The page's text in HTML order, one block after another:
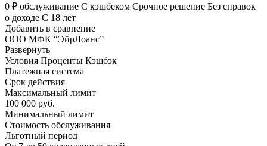
0 ₽ обслуживание С кэшбеком Срочное решение Без справок
о доходе С 18 лет
Добавить в сравнение
ООО МФК “ЭйрЛоанс”
Развернуть
Условия Проценты Кэшбэк
Платежная система
Срок действия
Максимальный лимит
100 000 руб.
Минимальный лимит
Стоимость обслуживания
Льготный период